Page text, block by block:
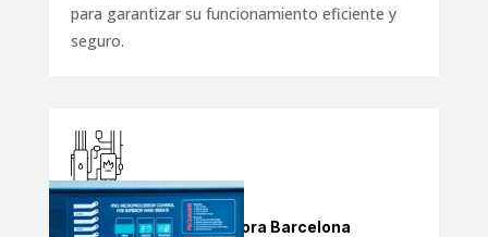
para garantizar su funcionamiento eficiente y
seguro.
Mantenimiento Lavadora Barcelona